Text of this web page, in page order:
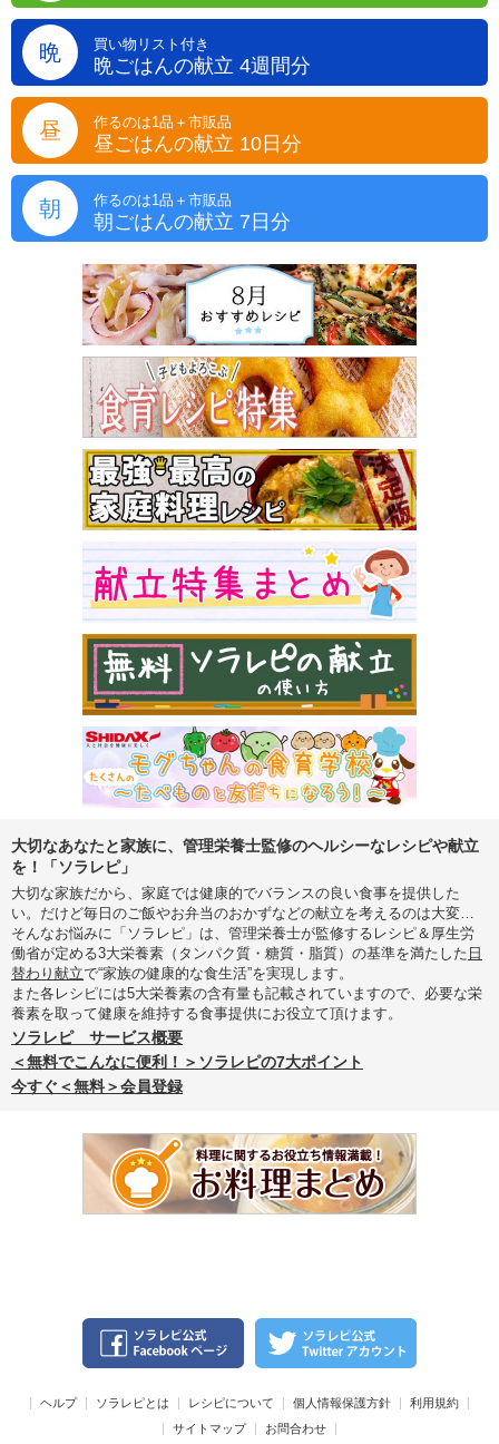
晩 買い物リスト付き
晩ごはんの献立 4週間分
昼 作るのは1品＋市販品
昼ごはんの献立 10日分
朝 作るのは1品＋市販品
朝ごはんの献立 7日分
大切なあなたと家族に、管理栄養士監修のヘルシーなレシピや献立
を！「ソラレピ」
大切な家族だから、家庭では健康的でバランスの良い食事を提供した
い。だけど毎日のご飯やお弁当のおかずなどの献立を考えるのは大変…
そんなお悩みに「ソラレピ」は、管理栄養士が監修するレシピ＆厚生労
働省が定める3大栄養素（タンパク質・糖質・脂質）の基準を満たした 日
替わり献立で“家族の健康的な食生活”を実現します。
また各レシピには5大栄養素の含有量も記載されていますので、必要な栄
養素を取って健康を維持する食事提供にお役立て頂けます。
ソラレピ サービス概要
＜無料でこんなに便利！＞ソラレピの7大ポイント
今すぐ＜無料＞会員登録
ヘルプ ソラレピとは レシピについて 個人情報保護方針
利用規約
サイトマップ
お問合わせ